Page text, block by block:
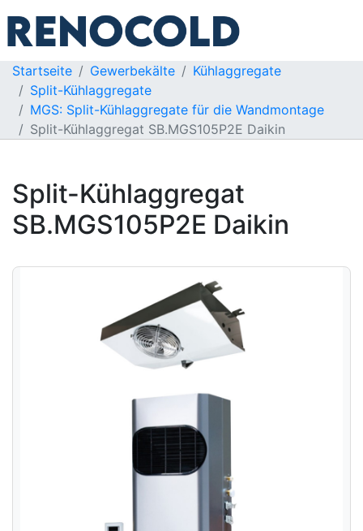
Startseite Gewerbekälte
Kühlaggregate
Split-Kühlaggregate
MGS: Split-Kühlaggregate für die Wandmontage
Split-Kühlaggregat SB.MGS105P2E Daikin
Split-Kühlaggregat
SB.MGS105P2E Daikin